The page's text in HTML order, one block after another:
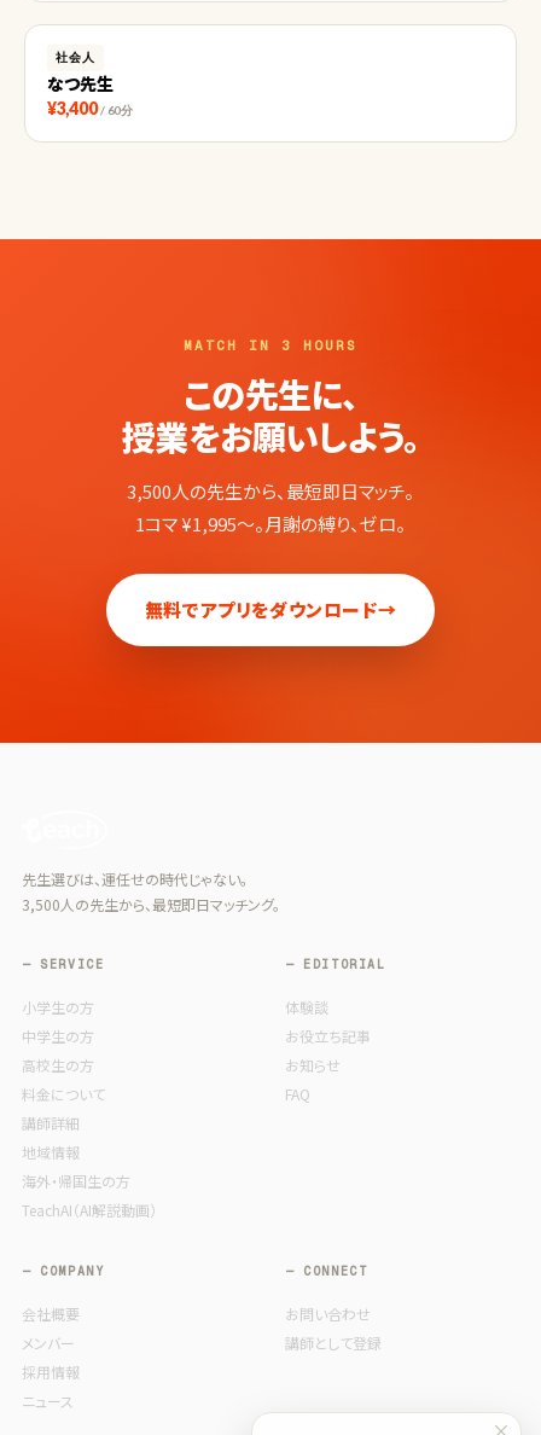
社会人
なつ先生
¥3,400 / 60分
MATCH IN 3 HOURS
この先生に、
授業をお願いしよう。
3,500人の先生から、最短即日マッチ。
1コマ ¥1,995〜。月謝の縛り、ゼロ。
無料でアプリをダウンロード→
先生選びは、運任せの時代じゃない。
3,500人の先生から、最短即日マッチング。
— SERVICE
小学生の方
中学生の方
高校生の方
料金について
講師詳細
地域情報
海外・帰国生の方
TeachAI（AI解説動画）
— EDITORIAL
体験談
お役立ち記事
お知らせ
FAQ
— COMPANY
会社概要
メンバー
採用情報
ニュース
— CONNECT
お問い合わせ
講師として登録